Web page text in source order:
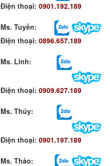
Điện thoại:0901.192.189
Ms. Tuyền:
Điện thoại:0896.657.189
Ms. Linh:
Điện thoại: 0909.627.189
Ms. Thúy:
Điện thoại:0901.197.189
Ms. Thảo: